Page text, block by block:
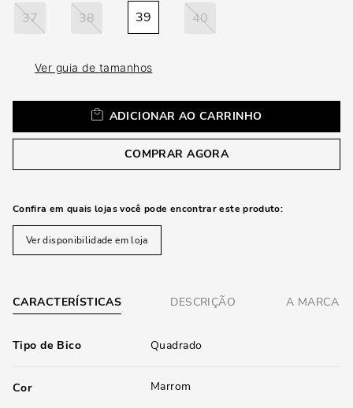
37 38 39 40
Ver guia de tamanhos
ADICIONAR AO CARRINHO
COMPRAR AGORA
Confira em quais lojas você pode encontrar este produto:
Ver disponibilidade em loja
CARACTERÍSTICAS DESCRIÇÃO A MARCA
Tipo de Bico Quadrado
Cor Marrom